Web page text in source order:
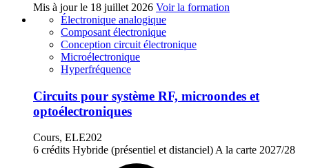
Mis à jour le 18 juillet 2026 Voir la formation
Électronique analogique
Composant électronique
Conception circuit électronique
Microélectronique
Hyperfréquence
Circuits pour système RF, microondes et
optoélectroniques
Cours, ELE202
6 crédits Hybride (présentiel et distanciel) A la carte 2027/28